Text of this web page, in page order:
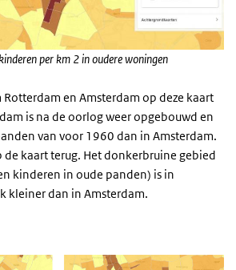
per km 2 in oudere woningen
en Amsterdam op deze kaart
is na de oorlog weer opgebouwd en
van voor 1960 dan in Amsterdam.
de kaart terug. Het donkerbruine gebied
kinderen in oude panden) is in
kleiner dan in Amsterdam.